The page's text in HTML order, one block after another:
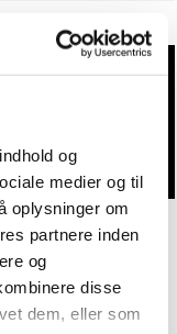
og
medier og til
oplysninger om
partnere inden
og
disse
dem, eller som
lide...